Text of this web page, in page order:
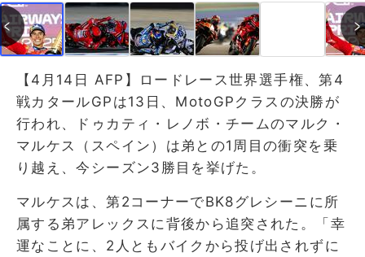
【4月14日 AFP】ロードレース世界選手権、第4
戦カタールGPは13日、MotoGPクラスの決勝が
行われ、ドゥカティ・レノボ・チームのマルク・
マルケス（スペイン）は弟との1周目の衝突を乗
り越え、今シーズン3勝目を挙げた。
マルケスは、第2コーナーでBK8グレシーニに所
属する弟アレックスに背後から追突された。「幸
運なことに、2人ともバイクから投げ出されずに